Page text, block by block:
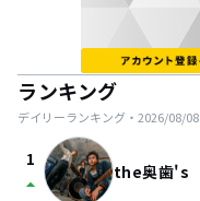
ランキング
デイリーランキング・ 2026/08/08
1
arrow_drop_up the奥歯's